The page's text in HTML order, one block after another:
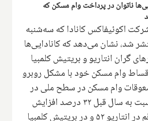
ناتوان در پرداخت وام مسکن که
اکوئیفاکس کانادا که سه‌شنبه
۲۰۲۶ منتشر شد، نشان می‌دهد که کانادایی‌ها
گران انتاریو و بریتیش کلمبیا
وام مسکن خود با مشکل روبرو
وام مسکن در سطح ملی در
سه‌ماهه اول نسبت به سال قبل ۳۲ درصد افزایش
یافته که این رقم در انتاریو ۵۲ و در بریتیش کلمبیا